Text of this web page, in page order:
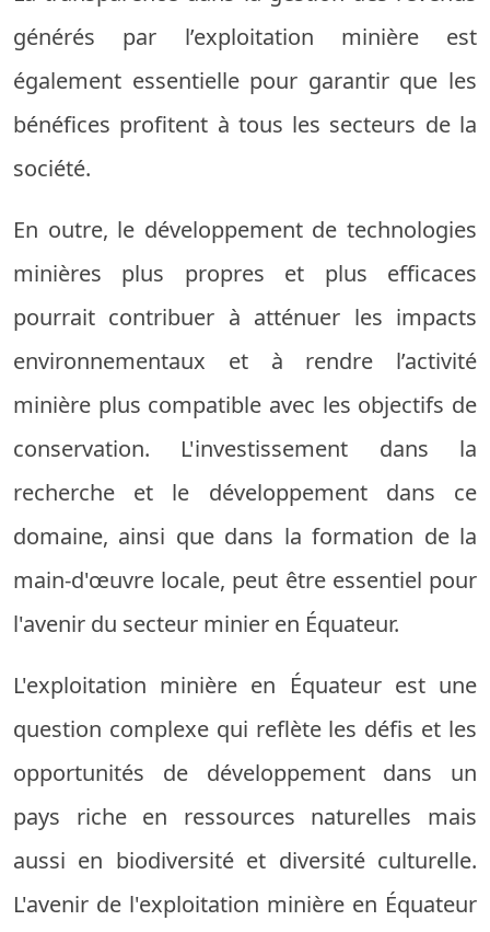
générés par l’exploitation minière est
également essentielle pour garantir que les
bénéfices profitent à tous les secteurs de la
société.
En outre, le développement de technologies
minières plus propres et plus efficaces
pourrait contribuer à atténuer les impacts
environnementaux et à rendre l’activité
minière plus compatible avec les objectifs de
conservation. L'investissement dans la
recherche et le développement dans ce
domaine, ainsi que dans la formation de la
main-d'œuvre locale, peut être essentiel pour
l'avenir du secteur minier en Équateur.
L'exploitation minière en Équateur est une
question complexe qui reflète les défis et les
opportunités de développement dans un
pays riche en ressources naturelles mais
aussi en biodiversité et diversité culturelle.
L'avenir de l'exploitation minière en Équateur